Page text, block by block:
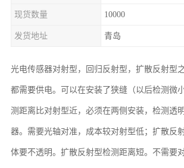
现货数量 10000
发货地址 青岛
光电传感器对射型，回归反射型，扩散反射型
都需要供电。可以在安装了狭缝（以后检测微
测距离比对射型近，必须在两侧安装，检测透
器。需要光轴对准，成本较对射型低；扩散反
体要不透明。扩散反射型检测距离短。不需要